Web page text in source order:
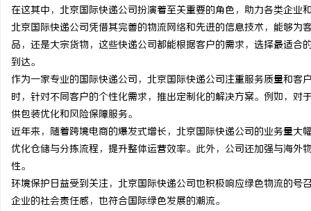
在这其中，北京国际快递公司扮演着至关重要的角色，助力各类企业
北京国际快递公司凭借其完善的物流网络和先进的信息技术，能够
品，还是大宗货物，这些快递公司都能根据客户的需求，选择最适
到达。
作为一家专业的国际快递公司，北京国际快递公司注重服务质量和
时，针对不同客户的个性化需求，推出定制化的解决方案。例如，
供包装优化和风险保障服务。
近年来，随着跨境电商的爆发式增长，北京国际快递公司的业务量
优化仓储与分拣流程，提升整体运营效率。此外，公司还加强与海
性。
环境保护日益受到关注，北京国际快递公司也积极响应绿色物流的
企业的社会责任感，也符合国际绿色发展的潮流。